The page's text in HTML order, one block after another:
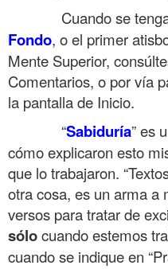
Cuando se
Fondo, o el primer
Mente Superior,
Comentarios, o por vía
la pantalla de Inicio.
“Sabiduría” es
cómo explicaron esto
que lo trabajaron.
otra cosa, es un arma a
versos para tratar de
sólocuando estemos
cuando se indique en